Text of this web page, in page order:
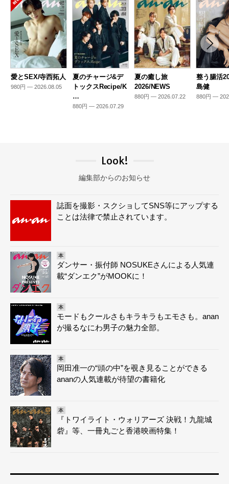
愛とSEX/寺西拓人
980円 — 2026.08.05
夏のチャージ&デ
トックスRecipe/K
…
880円 — 2026.07.29
夏の癒し旅
2026/NEWS
880円 — 2026.07.22
整う腸活
島健
880円 —
Look!
編集部からのお知らせ
誌面を撮影・スクショしてSNS等にアップする
ことは法律で禁止されています。
本
ダンサー・振付師 NOSUKEさんによる人気連
載“ダンエク”がMOOKに！
本
モードもクールさもキラキラもエモさも。anan
が撮るなにわ男子の魅力全部。
本
岡田准一の“頭の中”を覗き見ることができる
ananの人気連載が待望の書籍化
本
『トワイライト・ウォリアーズ 決戦！九龍城
砦』等、一冊丸ごと香港映画特集！